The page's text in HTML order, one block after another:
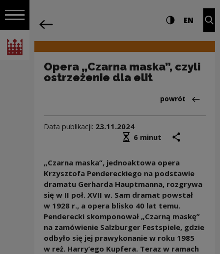
Włącz nawigację
Narodowe Centrum Kultury
Nawigacja Ustawienia i Wysoki
EN
Opera „Czarna maska”, czyli
ostrzeżenie dla elit
Powrót
powrót
Data publikacji: 23.11.2024
Średni czas czytania
6 minut
„Czarna maska”, jednoaktowa opera
Krzysztofa Pendereckiego na podstawie
dramatu Gerharda Hauptmanna, rozgrywa
się w II poł. XVII w. Sam dramat powstał
w 1928 r., a opera blisko 40 lat temu.
Penderecki skomponował „Czarną maskę”
na zamówienie Salzburger Festspiele, gdzie
odbyło się jej prawykonanie w roku 1985
w reż. Harry’ego Kupfera. Teraz w ramach